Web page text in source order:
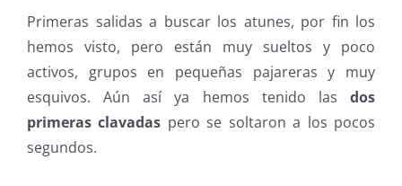
Primeras salidas a buscar los atunes, por fin los
hemos visto, pero están muy sueltos y poco
activos, grupos en pequeñas pajareras y muy
esquivos. Aún así ya hemos tenido las dos
primeras clavadas pero se soltaron a los pocos
segundos.